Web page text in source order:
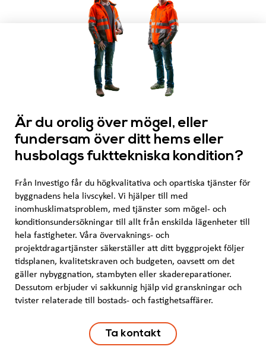
Är du orolig över mögel, eller
fundersam över ditt hems eller
husbolags fukttekniska kondition?
Från Investigo får du högkvalitativa och opartiska tjänster för
byggnadens hela livscykel. Vi hjälper till med
inomhusklimatsproblem, med tjänster som mögel- och
konditionsundersökningar till allt från enskilda lägenheter till
hela fastigheter. Våra övervaknings- och
projektdragartjänster säkerställer att ditt byggprojekt följer
tidsplanen, kvalitetskraven och budgeten, oavsett om det
gäller nybyggnation, stambyten eller skadereparationer.
Dessutom erbjuder vi sakkunnig hjälp vid granskningar och
tvister relaterade till bostads- och fastighetsaffärer.
Ta kontakt